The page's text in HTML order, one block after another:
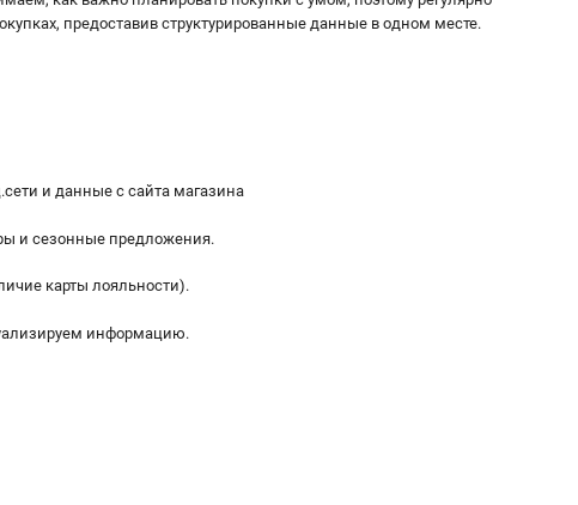
предоставив структурированные данные в одном месте.
и данные с сайта магазина
и сезонные предложения.
карты лояльности).
информацию.